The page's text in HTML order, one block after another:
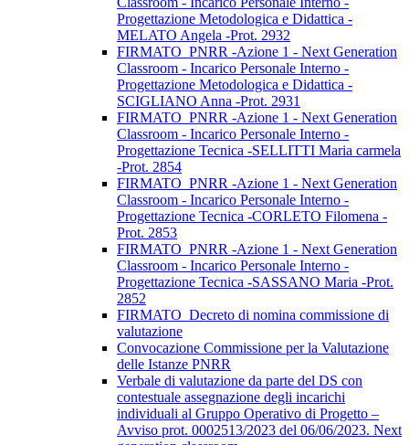
Progettazione Metodologica e Didattica -
MELATO Angela -Prot. 2932
FIRMATO_PNRR -Azione 1 - Next Generation
Classroom - Incarico Personale Interno -
Progettazione Metodologica e Didattica -
SCIGLIANO Anna -Prot. 2931
FIRMATO_PNRR -Azione 1 - Next Generation
Classroom - Incarico Personale Interno -
Progettazione Tecnica -SELLITTI Maria carmela
-Prot. 2854
FIRMATO_PNRR -Azione 1 - Next Generation
Classroom - Incarico Personale Interno -
Progettazione Tecnica -CORLETO Filomena -
Prot. 2853
FIRMATO_PNRR -Azione 1 - Next Generation
Classroom - Incarico Personale Interno -
Progettazione Tecnica -SASSANO Maria -Prot.
2852
FIRMATO_Decreto di nomina commissione di
valutazione
Convocazione Commissione per la Valutazione
delle Istanze PNRR
Verbale di valutazione da parte del DS con
contestuale assegnazione degli incarichi
individuali al Gruppo Operativo di Progetto –
Avviso prot. 0002513/2023 del 06/06/2023. Next